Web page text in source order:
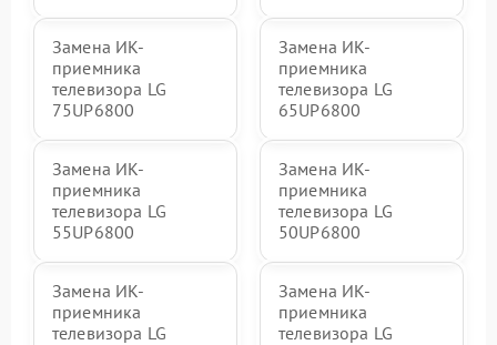
Замена ИК-
приемника
телевизора LG
75UP6800
Замена ИК-
приемника
телевизора LG
65UP6800
Замена ИК-
приемника
телевизора LG
55UP6800
Замена ИК-
приемника
телевизора LG
50UP6800
Замена ИК-
приемника
телевизора LG
Замена ИК-
приемника
телевизора LG